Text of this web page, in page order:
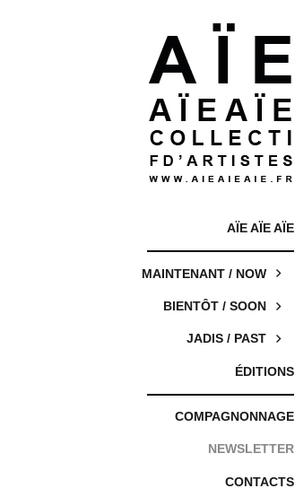
AÏE AÏE AÏE
MAINTENANT / NOW
BIENTÔT / SOON
JADIS / PAST
ÉDITIONS
COMPAGNONNAGE
NEWSLETTER
CONTACTS